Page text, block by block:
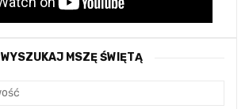
WYSZUKAJ MSZĘ ŚWIĘTĄ